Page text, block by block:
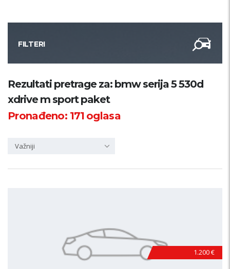
FILTERI
Kategorija
Županija
Rezultati pretrage za: bmw serija 5 530d
xdrive m sport paket
Pronađeno: 171oglasa
Važniji
1.200 €